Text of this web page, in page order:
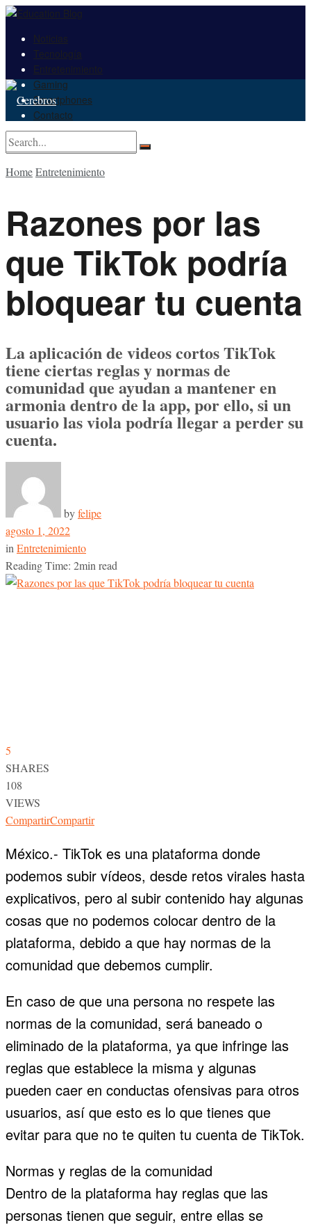
Noticias
Tecnología
Entretenimiento
Gaming
Smartphones
Contacto
View All Result
View All Result
HomeEntretenimiento
Razones por las
que TikTok podría
bloquear tu cuenta
La aplicación de videos cortos TikTok
tiene ciertas reglas y normas de
comunidad que ayudan a mantener en
armonia dentro de la app, por ello, si un
usuario las viola podría llegar a perder su
cuenta.
byfelipe
agosto 1, 2022
inEntretenimiento
Reading Time: 2min read
5
SHARES
108
VIEWS
CompartirCompartir
México.- TikTok es una plataforma donde
podemos subir vídeos, desde retos virales hasta
explicativos, pero al subir contenido hay algunas
cosas que no podemos colocar dentro de la
plataforma, debido a que hay normas de la
comunidad que debemos cumplir.
En caso de que una persona no respete las
normas de la comunidad, será baneado o
eliminado de la plataforma, ya que infringe las
reglas que establece la misma y algunas
pueden caer en conductas ofensivas para otros
usuarios, así que esto es lo que tienes que
evitar para que no te quiten tu cuenta de TikTok.
Normas y reglas de la comunidad
Dentro de la plataforma hay reglas que las
personas tienen que seguir, entre ellas se